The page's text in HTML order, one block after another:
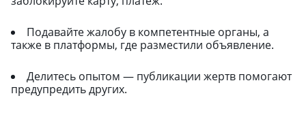
Подавайте жалобу в компетентные органы, а
также в платформы, где разместили объявление.
Делитесь опытом — публикации жертв помогают
предупредить других.